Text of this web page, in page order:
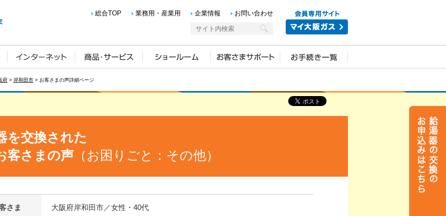
総合TOP 業務用・産業用 企業情報 お問い合わせ
府 > 岸和田市 > お客さまの声詳細ページ
を交換された
客さまの声 （お困りごと：その他）
さま 大阪府岸和田市／女性・40代